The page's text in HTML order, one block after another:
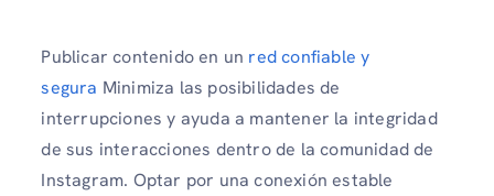
Publicar contenido en un red confiable y
segura Minimiza las posibilidades de
interrupciones y ayuda a mantener la integridad
de sus interacciones dentro de la comunidad de
Instagram. Optar por una conexión estable